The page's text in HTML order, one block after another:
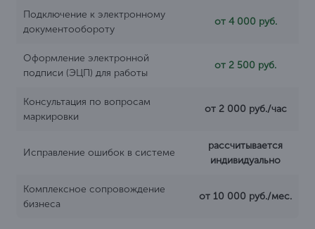
Подключение к электронному
документообороту
от 4 000 руб.
Оформление электронной
подписи (ЭЦП) для работы
от 2 500 руб.
Консультация по вопросам
маркировки
от 2 000 руб./час
Исправление ошибок в системе
рассчитывается
индивидуально
Комплексное сопровождение
бизнеса
от 10 000 руб./мес.